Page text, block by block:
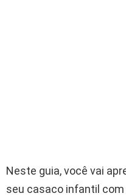
Neste guia, você vai
seu casaco infantil